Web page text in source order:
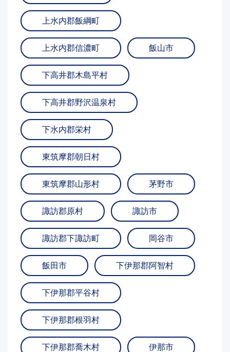
上水内郡飯綱町
上水内郡信濃町 飯山市
下高井郡木島平村
下高井郡野沢温泉村
下水内郡栄村
東筑摩郡朝日村
東筑摩郡山形村 茅野市
諏訪郡原村 諏訪市
諏訪郡下諏訪町 岡谷市
飯田市 下伊那郡阿智村
下伊那郡平谷村
下伊那郡根羽村
下伊那郡喬木村 伊那市